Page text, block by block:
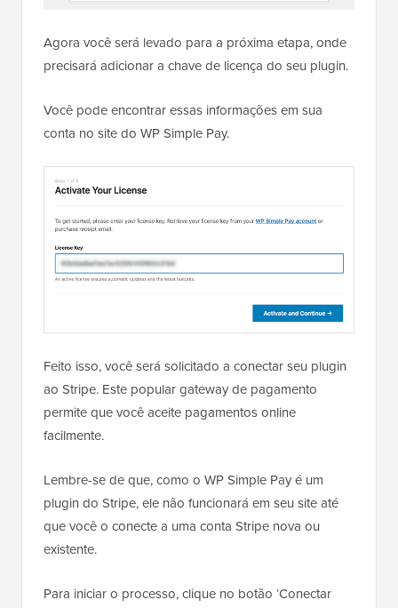
Agora você será levado para a próxima etapa, onde
precisará adicionar a chave de licença do seu plugin.
Você pode encontrar essas informações em sua
conta no site do WP Simple Pay.
Feito isso, você será solicitado a conectar seu plugin
ao Stripe. Este popular gateway de pagamento
permite que você aceite pagamentos online
facilmente.
Lembre-se de que, como o WP Simple Pay é um
plugin do Stripe, ele não funcionará em seu site até
que você o conecte a uma conta Stripe nova ou
existente.
Para iniciar o processo, clique no botão ‘Conectar